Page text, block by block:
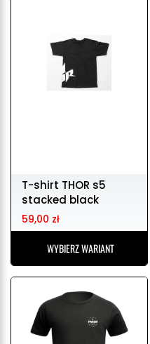
T-shirt THOR s5
stacked black
59,00 zł
WYBIERZ WARIANT